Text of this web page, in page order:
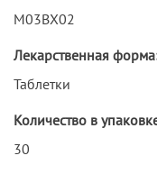
M03BX02
Лекарственная
Таблетки
Количество в
30